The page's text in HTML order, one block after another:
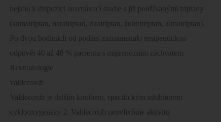
nejsou k dispozici srovnávací studie s již používanými triptany
(sumatriptan, naratriptan, rizatriptan, zolmitriptan, almotriptan).
Po dvou hodinách od podání zaznamenalo terapeutickou
odpověi 40 až 48 % pacientu s migrenózním záchvatem.
Revmatologie
valdecoxib
Valdecoxib je dalším koxibem, specifickým inhibitorem
cyklooxygenázy 2. Valdecoxib neovlivňuje aktivitu